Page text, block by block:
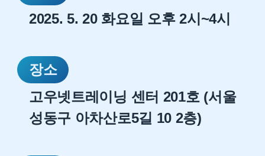
2025. 5. 20 화요일 오후 2시~4시
장소
고우넷트레이닝 센터 201호 (서울
성동구 아차산로5길 10 2층)